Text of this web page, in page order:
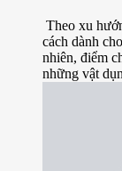
Theo xu
cách dành
nhiên, điểm
những vật